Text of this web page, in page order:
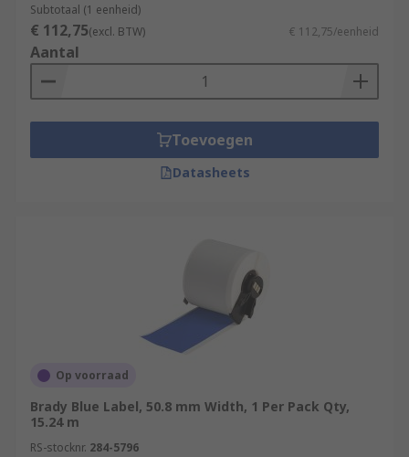
Subtotaal (1 eenheid)
€ 112,75(excl. BTW) € 112,75/eenheid
Aantal
Toevoegen
Datasheets
Op voorraad
Brady Blue Label, 50.8 mm Width, 1 Per Pack Qty,
15.24 m
RS-stocknr. 284-5796